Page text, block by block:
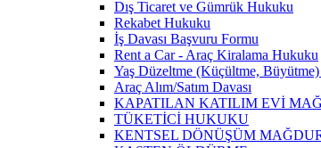
Dış Ticaret ve Gümrük Hukuku
Rekabet Hukuku
İş Davası Başvuru Formu
Rent a Car - Araç Kiralama Hukuku
Yaş Düzeltme (Küçültme, Büyütme)
Araç Alım/Satım Davası
KAPATILAN KATILIM EVİ
TÜKETİCİ HUKUKU
KENTSEL DÖNÜŞÜM